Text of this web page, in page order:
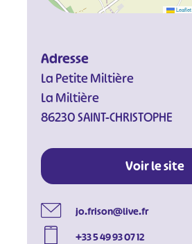
Leaflet
Adresse
La Petite Miltière
La Miltière
86230 SAINT-CHRISTOPHE
Voir le site
jo.frison@live.fr
+33 5 49 93 07 12